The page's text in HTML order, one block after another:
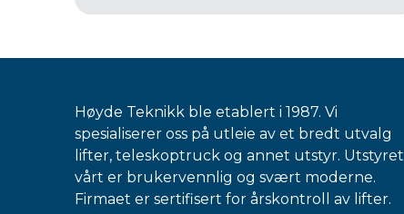
Høyde Teknikk ble etablert i 1987. Vi
spesialiserer oss på utleie av et bredt utvalg
lifter, teleskoptruck og annet utstyr. Utstyret
vårt er brukervennlig og svært moderne.
Firmaet er sertifisert for årskontroll av lifter.